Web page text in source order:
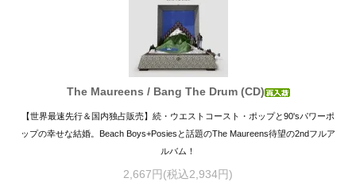
The Maureens / Bang The Drum (CD)
【世界最速先行＆国内独占販売】続・ウエストコースト・ポップと90'sパワーポ
ップの幸せな結婚。Beach Boys+Posiesと話題のThe Maureens待望の2ndフルア
ルバム！
2,667円(税込2,934円)